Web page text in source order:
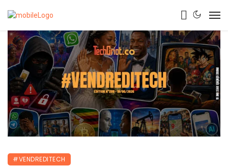
#VENDREDITECH